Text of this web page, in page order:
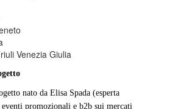
Venezia Giulia
nato da Elisa Spada (esperta
promozionali e b2b sui mercati